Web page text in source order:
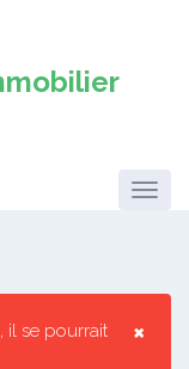
×
, il se pourrait